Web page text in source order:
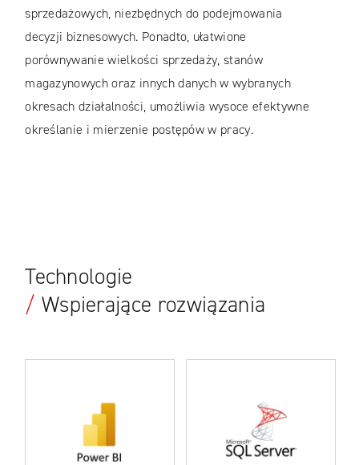
sprzedażowych, niezbędnych do podejmowania
decyzji biznesowych. Ponadto, ułatwione
porównywanie wielkości sprzedaży, stanów
magazynowych oraz innych danych w wybranych
okresach działalności, umożliwia wysoce efektywne
określanie i mierzenie postępów w pracy.
Technologie
/ Wspierające rozwiązania